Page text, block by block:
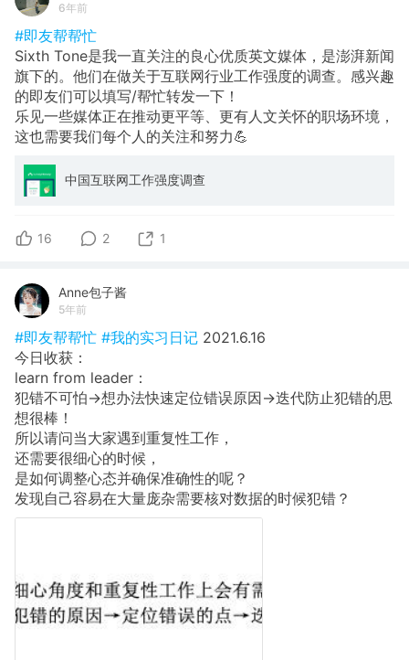
6年前
#即友帮帮忙
Sixth Tone是我一直关注的良心优质英文媒体，是澎湃新闻
旗下的。他们在做关于互联网行业工作强度的调查。感兴趣
的即友们可以填写/帮忙转发一下！
乐见一些媒体正在推动更平等、更有人文关怀的职场环境，
这也需要我们每个人的关注和努力💪
中国互联网工作强度调查
16 2 1
Anne包子酱
5年前
#即友帮帮忙 #我的实习日记 2021.6.16
今日收获：
learn from leader：
犯错不可怕→想办法快速定位错误原因→迭代防止犯错的思
想很棒！
所以请问当大家遇到重复性工作，
还需要很细心的时候，
是如何调整心态并确保准确性的呢？
发现自己容易在大量庞杂需要核对数据的时候犯错？